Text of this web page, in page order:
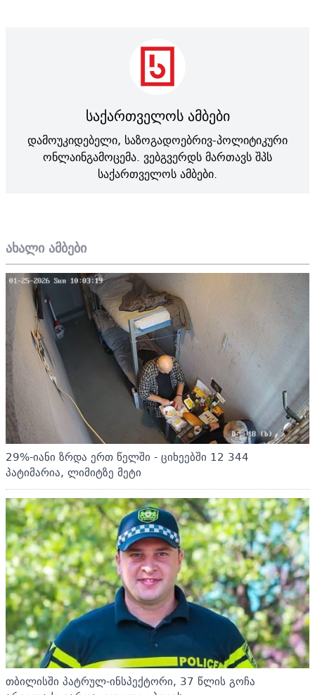
ახალი ამბები
29%-იანი ზრდა ერთ წელში - ციხეებში 12 344
პატიმარია, ლიმიტზე მეტი
თბილისში პატრულ-ინსპექტორი, 37 წლის გოჩა
საქართველოს ამბები
დამოუკიდებელი, საზოგადოებრივ-პოლიტიკური
ონლაინგამოცემა. ვებგვერდს მართავს შპს
საქართველოს ამბები.